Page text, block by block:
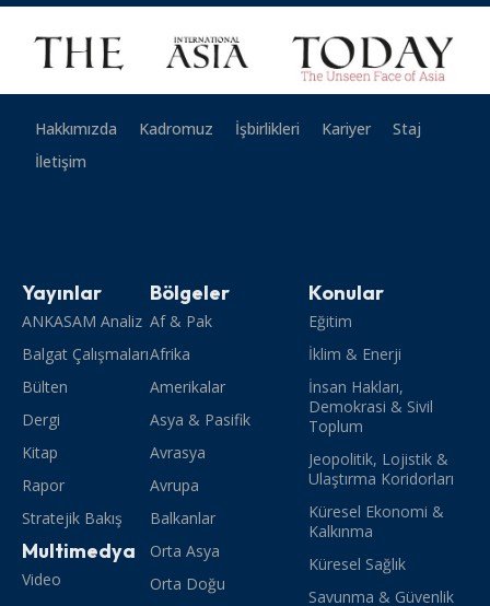
Hakkımızda Kadromuz İşbirlikleri Kariyer
Staj
İletişim
Yayınlar
ANKASAM Analiz
Balgat Çalışmaları
Bülten
Dergi
Kitap
Rapor
Stratejik Bakış
Multimedya
Video
Bölgeler
Af & Pak
Afrika
Amerikalar
Asya & Pasifik
Avrasya
Avrupa
Balkanlar
Orta Asya
Orta Doğu
Konular
Eğitim
İklim & Enerji
İnsan Hakları,
Demokrasi & Sivil
Toplum
Jeopolitik, Lojistik &
Ulaştırma Koridorları
Küresel Ekonomi &
Kalkınma
Küresel Sağlık
Savunma & Güvenlik